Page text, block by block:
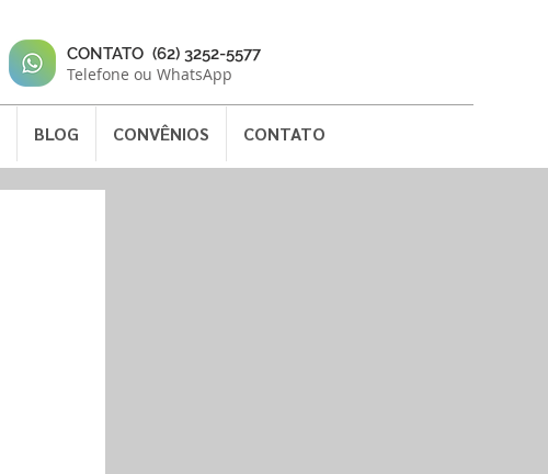
CONTATO (62) 3252-5577
Telefone ou WhatsApp
BLOG CONVÊNIOS CONTATO